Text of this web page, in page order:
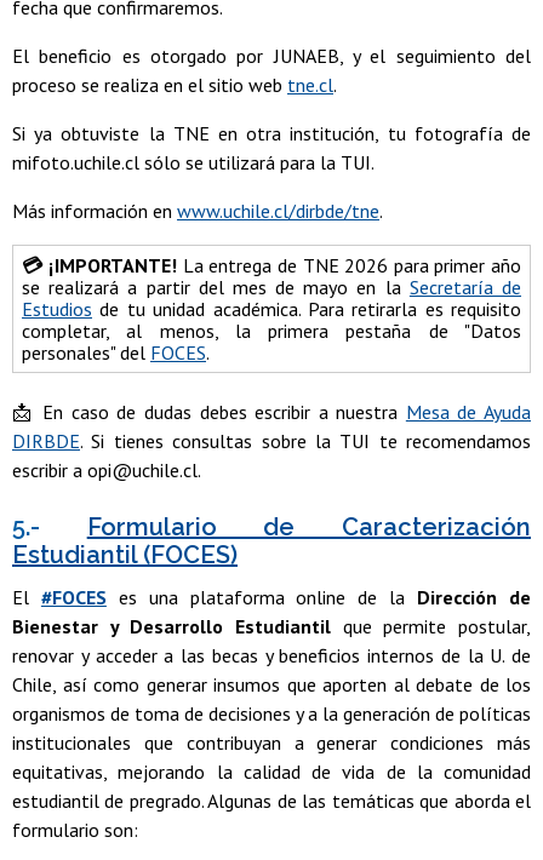
fecha que confirmaremos.
El beneficio es otorgado por JUNAEB, y el seguimiento del
proceso se realiza en el sitio web tne.cl.
Si ya obtuviste la TNE en otra institución, tu fotografía de
mifoto.uchile.cl sólo se utilizará para la TUI.
Más información en www.uchile.cl/dirbde/tne.
💳 ¡IMPORTANTE! La entrega de TNE 2026 para primer año
se realizará a partir del mes de mayo en la Secretaría de
Estudios de tu unidad académica. Para retirarla es requisito
completar, al menos, la primera pestaña de "Datos
personales" del FOCES.
📩 En caso de dudas debes escribir a nuestra Mesa de Ayuda
DIRBDE. Si tienes consultas sobre la TUI te recomendamos
escribir a opi@uchile.cl.
5.- Formulario de Caracterización
Estudiantil (FOCES)
El #FOCESes una plataforma online de la Dirección de
Bienestar y Desarrollo Estudiantil que permite postular,
renovar y acceder a las becas y beneficios internos de la U. de
Chile, así como generar insumos que aporten al debate de los
organismos de toma de decisiones y a la generación de políticas
institucionales que contribuyan a generar condiciones más
equitativas, mejorando la calidad de vida de la comunidad
estudiantil de pregrado. Algunas de las temáticas que aborda el
formulario son: